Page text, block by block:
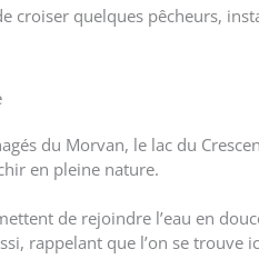
croiser quelques pêcheurs,
du Morvan, le lac du
en pleine nature.
de rejoindre l’eau en
rappelant que l’on se